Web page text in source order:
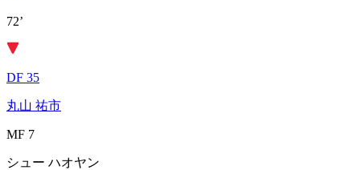
72’
DF 35
丸山 祐市
MF 7
シュー ハオヤン